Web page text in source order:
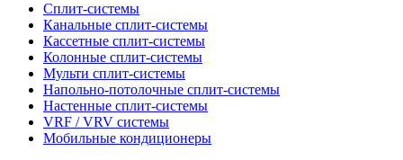
Сплит-системы
Канальные сплит-системы
Кассетные сплит-системы
Колонные сплит-системы
Мульти сплит-системы
Напольно-потолочные сплит-системы
Настенные сплит-системы
VRF / VRV системы
Мобильные кондиционеры